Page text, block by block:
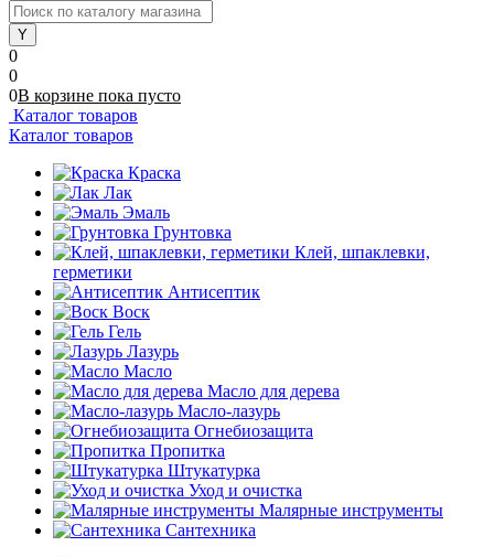
0
0
0В корзине пока пусто
Каталог товаров
Каталог товаров
Краска
Лак
Эмаль
Грунтовка
Клей, шпаклевки,
герметики
Антисептик
Воск
Гель
Лазурь
Масло
Масло для дерева
Масло-лазурь
Огнебиозащита
Пропитка
Штукатурка
Уход и очистка
Малярные инструменты
Сантехника